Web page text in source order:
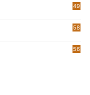
49
58
56